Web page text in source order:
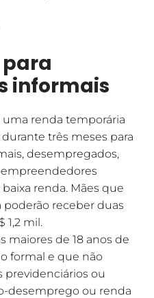
informais
uma renda temporária
três meses para
desempregados,
renda. Mães que
poderão receber duas
1,2 mil.
maiores de 18 anos de
formal e que não
previdenciários ou
desemprego ou renda